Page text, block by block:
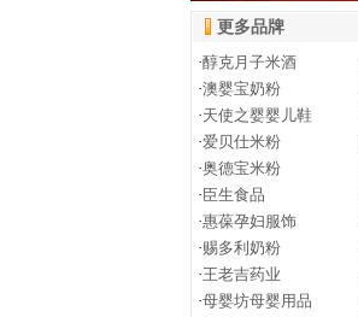
更多品牌
·醇克月子米酒
·澳婴宝奶粉
·天使之婴婴儿鞋
·爱贝仕米粉
·奥德宝米粉
· 臣生食品
·惠葆孕妇服饰
·赐多利奶粉
·王老吉药业
·母婴坊母婴用品